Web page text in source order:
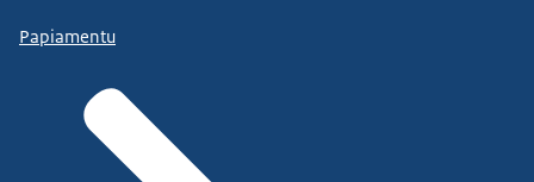
Papiamentu